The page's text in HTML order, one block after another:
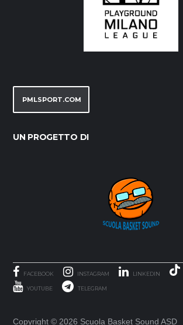
PMLSPORT.COM
UN PROGETTO DI
FACEBOOK INSTAGRAM LINKEDIN
YOUTUBE TELEGRAM
Copyright © 2026 Scuola Basket Sound ASD